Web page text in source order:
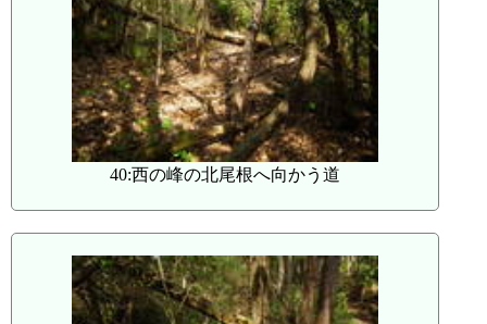
40:西の峰の北尾根へ向かう道